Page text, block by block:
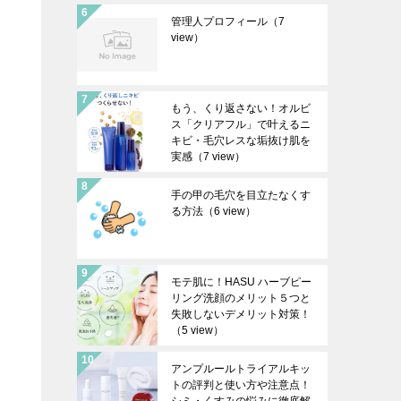
管理人プロフィール （7
view）
もう、くり返さない！オルビ
ス「クリアフル」で叶えるニ
キビ・毛穴レスな垢抜け肌を
実感 （7 view）
手の甲の毛穴を目立たなくす
る方法 （6 view）
モテ肌に！HASU ハーブピー
リング洗顔のメリット５つと
失敗しないデメリット対策！
（5 view）
アンプルールトライアルキッ
トの評判と使い方や注意点！